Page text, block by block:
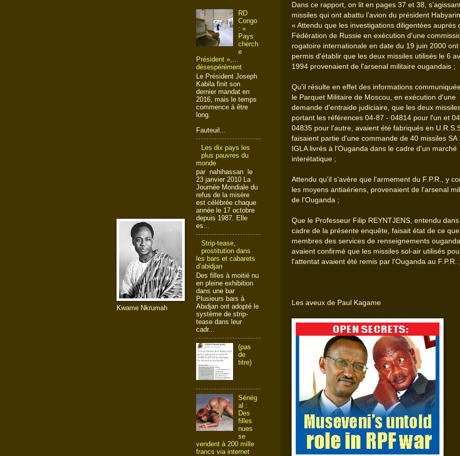
Dans ce rapport, on lit en pages 37 et 38,
missiles qui ont abattu l’avion du président
« Attendu que les investigations diligentées auprès
Fédération de Russie en exécution d'une
rogatoire internationale en date du 19 juin 2000 ont
permis d'établir que les deux missiles utilisés le 6
1994 provenaient de l'arsenal militaire ougandais ;
Qu'il résulte en effet des informations
le Parquet Militaire de Moscou, en exécution d'une
demande d'entraide judiciaire, que les deux
portant les références 04-87 - 04814 pour l'un et
04835 pour l'autre, avaient été fabriqués en
faisaient partie d'une commande de 40 missiles SA
IGLA livrés à l'Ouganda dans le cadre d'un marché
interétatique ;
Attendu qu'il s'avère que l'armement du F.P.R., y
les moyens antiaériens, provenaient de l'arsenal
de l'Ouganda ;
Que le Professeur Filip REYNTJENS, entendu
cadre de la présente enquête, faisait état de ce
membres des services de renseignements
avaient confirmé que les missiles sol-air utilisés
l'attentat avaient été remis par l'Ouganda au F.P.R.
Les aveux de Paul Kagame
Kwame Nkrumah
RD
Congo
: «
Pays
cherch
e
Président »,…
désespérément
Le Président Joseph
Kabila finit son
dernier mandat en
2016, mais le temps
commence à être
long.
Fauteuil...
Les dix pays les
plus pauvres du
monde
par nahihassan le
23 janvier 2010 La
Journée Mondiale du
refus de la misère
est célébrée chaque
année le 17 octobre
depuis 1987. Elle
es...
Strip-tease,
prostitution dans
les bars et cabarets
d’abidjan
Des filles à moitié nu
en pleine exhibition
dans une bar
Plusieurs bars à
Abidjan ont adopté le
système de strip-
tease dans leur
cadr...
(pas
de
titre)
Sénég
al :
Des
filles
nues
se
vendent à 200 mille
francs via internet